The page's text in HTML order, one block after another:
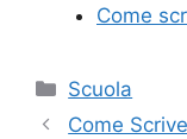
Come
Categorie
Scuola
Come